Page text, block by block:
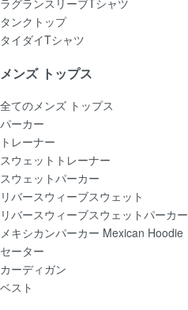
ラグランスリーブTシャツ
タンクトップ
タイダイTシャツ
メンズ トップス
全てのメンズ トップス
パーカー
トレーナー
スウェットトレーナー
スウェットパーカー
リバースウィーブスウェット
リバースウィーブスウェットパーカー
メキシカンパーカー Mexican Hoodie
セーター
カーディガン
ベスト